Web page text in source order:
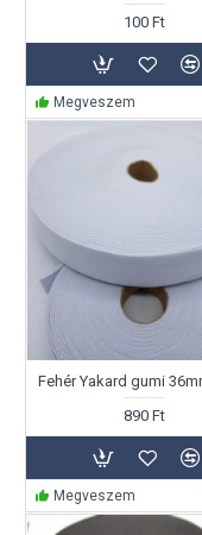
100 Ft
Megveszem
890 Ft
Megveszem